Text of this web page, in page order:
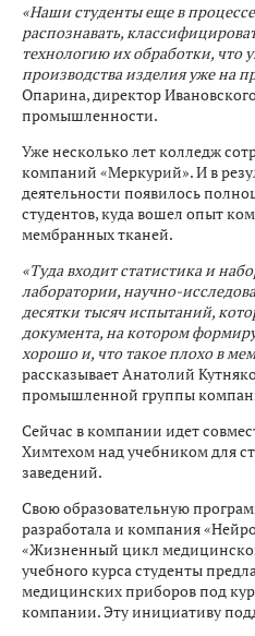
«Наши студенты еще в
распознавать,
технологию их обработки, что
производства изделия уже на
Опарина, директор
промышленности.
Уже несколько лет колледж
компаний «Меркурий». И в
деятельности появилось
студентов, куда вошел опыт
мембранных тканей.
«Туда входит статистика и
лаборатории, научно-
десятки тысяч испытаний,
документа, на котором
хорошо и, что такое плохо в
рассказывает Анатолий
промышленной группы
Сейчас в компании идет
Химтехом над учебником для
заведений.
Свою образовательную
разработала и компания
«Жизненный цикл
учебного курса студенты
медицинских приборов под
компании. Эту инициативу